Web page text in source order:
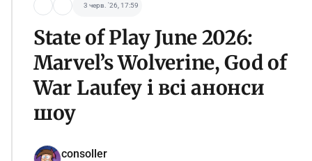
3 черв. '26, 17:59
State of Play June 2026:
Marvel’s Wolverine, God of
War Laufey і всі анонси
шоу
consoller